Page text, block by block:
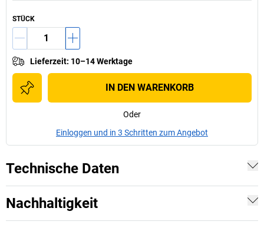
STÜCK
Lieferzeit: 10–14 Werktage
IN DEN WARENKORB
Oder
Einloggen und in 3 Schritten zum Angebot
Technische Daten
Nachhaltigkeit